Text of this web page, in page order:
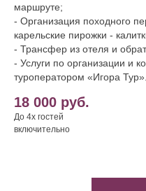
маршруте;
- Организация походного
карельские пирожки -
- Трансфер из отеля и
- Услуги по организации и
туроператором «Игора Тур».
18 000 руб.
До 4х гостей
включительно